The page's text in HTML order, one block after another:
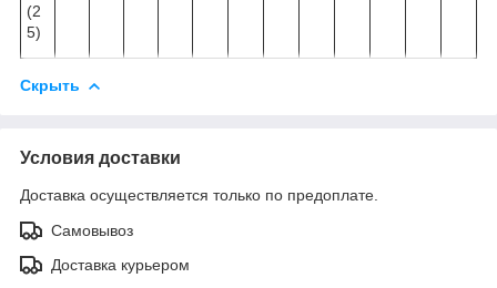
(2
5)
Скрыть
Условия доставки
Доставка осуществляется только по предоплате.
Самовывоз
Доставка курьером